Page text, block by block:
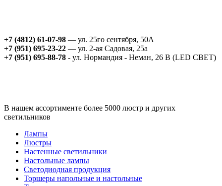
+7 (4812) 61-07-98 — ул. 25го сентября, 50А
+7 (951) 695-23-22 — ул. 2-ая Садовая, 25а
+7 (951) 695-88-78 - ул. Нормандия - Неман, 26 В (LED СВЕТ)
В нашем ассортименте более 5000 люстр и других
светильников
Лампы
Люстры
Настенные светильники
Настольные лампы
Светодиодная продукция
Торшеры напольные и настольные